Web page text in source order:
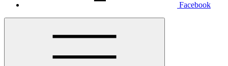
Facebook